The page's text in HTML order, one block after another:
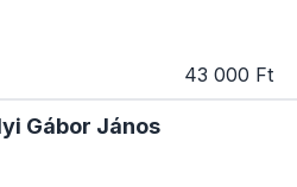
43 000 Ft
Gábor János